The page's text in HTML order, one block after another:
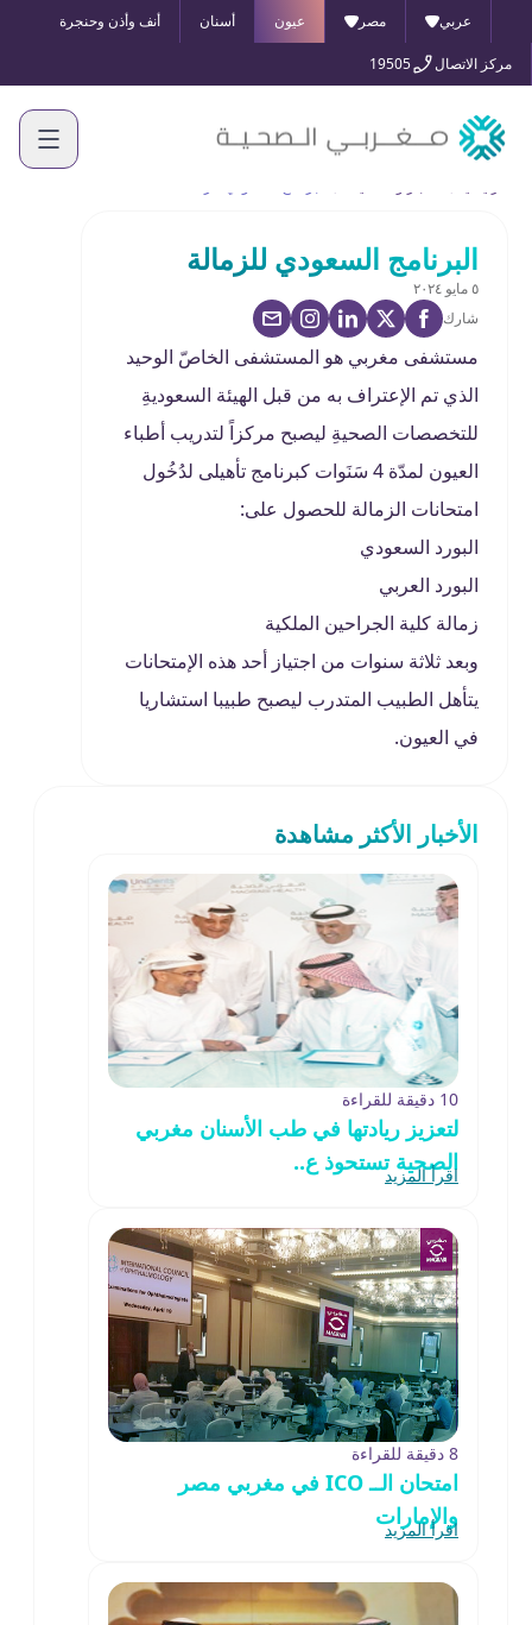
عربي مصر عيون أسنان أنف وأذن وحنجرة
مركز الاتصال 19505
البرنامج السعودي للزمالة
٥ مايو ٢٠٢٤
شارك
مستشفى مغربي هو المستشفى الخاصّ الوحيد
الذي تم الإعتراف به من قبل الهيئة السعوديةِ
للتخصصات الصحيةِ ليصبح مركزاً لتدريب أطباء
العيون لمدّة 4 سَنَوات كبرنامج تأهيلى لدُخُول
امتحانات الزمالة للحصول على:
البورد السعودي
البورد العربي
زمالة كلية الجراحين الملكية
وبعد ثلاثة سنوات من اجتياز أحد هذه الإمتحانات
يتأهل الطبيب المتدرب ليصبح طبيبا استشاريا
في العيون.
الأخبار الأكثر مشاهدة
10 دقيقة للقراءة
لتعزيز ريادتها في طب الأسنان مغربي
الصحية تستحوذ ع..
اقرأ المزيد
8 دقيقة للقراءة
امتحان الــ ICO في مغربي مصر
والإمارات
اقرأ المزيد